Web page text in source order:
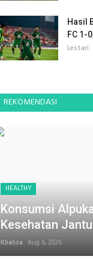
Hasil
FC 1-
Lestari
REKOMENDASI
HEALTHY
Konsumsi
Kesehatan
Khaliza Aug 6, 2026